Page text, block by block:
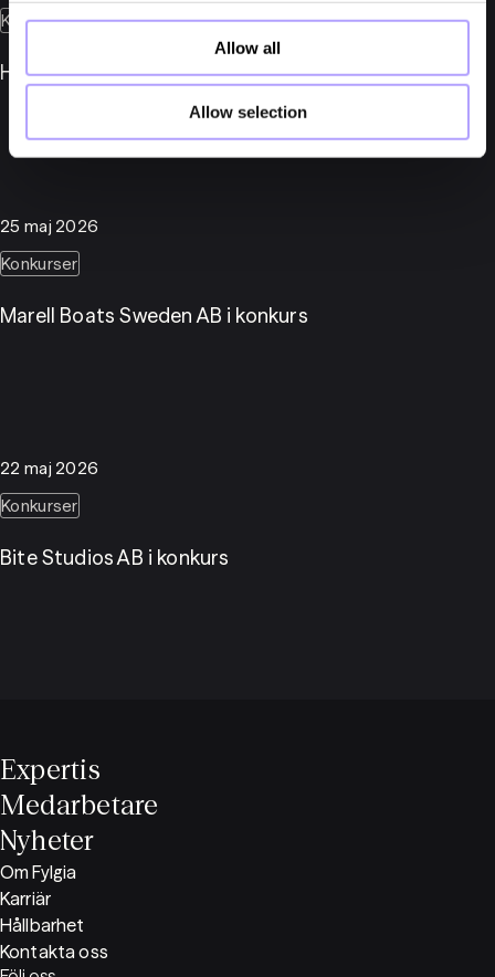
Allow all
Allow selection
Konkurser
Herber Engineering AB i konkurs
25 maj 2026
Konkurser
Marell Boats Sweden AB i konkurs
22 maj 2026
Konkurser
Bite Studios AB i konkurs
Expertis
Medarbetare
Nyheter
Om Fylgia
Karriär
Hållbarhet
Kontakta oss